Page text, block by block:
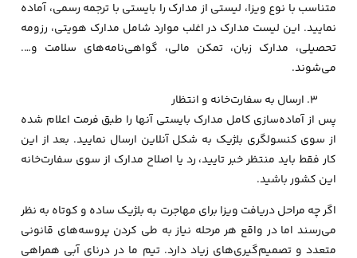
متناسب با نوع ویزا، لیستی از مدارک را بایستی با ترجمه رسمی، آماده
نمایید. این لیست مدارک در اغلب موارد شامل مدارک هویتی، رزومه
تحصیلی، مدارک زبان، تمکن مالی، گواهی‌نامه‌های سلامت و….
می‌شوند.
ارسال به سفارت‌خانه و انتظار
پس از آماده‌سازی کامل مدارک بایستی آنها را طبق فرمت اعلام شده
از سوی کنسولگری بلژیک به شکل آنلاین ارسال نمایید. بعد از این
کار فقط باید منتظر خبر تایید، رد یا اصلاح مدارک از سوی سفارت‌خانه
این کشور باشید.
اگر چه مراحل دریافت ویزا برای مهاجرت به بلژیک ساده و کوتاه به نظر
می‌رسند اما در واقع هر مرحله نیاز به طی کردن پروسه‌های قانونی
متعدد و تصمیم‌گیری‌های زیاد دارد. تیم ما در درنای آبی همراهی